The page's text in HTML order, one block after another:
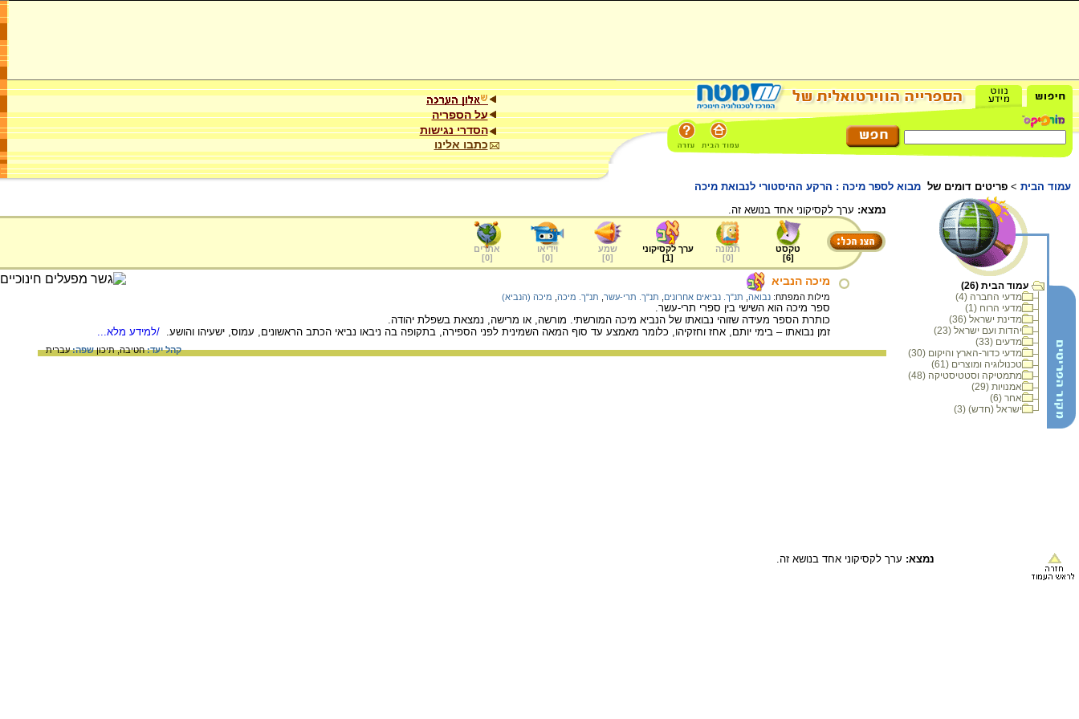
על הספריה
הסדרי נגישות
כתבו אלינו
עמוד הבית > פריטים דומים של מבוא לספר מיכה : הרקע ההיסטורי לנבואת מיכה
עמוד הבית (26)
מדעי החברה (4)
מדעי הרוח (1)
מדינת ישראל (36)
יהדות ועם ישראל (23)
מדעים (33)
מדעי כדור-הארץ והיקום (30)
טכנולוגיה ומוצרים (61)
מתמטיקה וסטטיסטיקה (48)
אמנויות (29)
אחר (6)
ישראל (חדש) (3)
נמצא: ערך לקסיקוני אחד בנושא זה.
טקסט
[
6
]
תמונה
[
0
]
ערך לקסיקוני
[
1
]
שמע
[
0
]
וידיאו
[
0
]
אתרים
[
0
]
מיכה הנביא
מילות המפתח: נבואה תנ"ך. נביאים אחרונים תנ"ך. תרי-עשר תנ"ך. מיכה מיכה (הנביא)
ספר מיכה הוא השישי בין ספרי תרי-עשר.
כותרת הספר מעידה שזוהי נבואתו של הנביא מיכה המורשתי. מורשה, או מרישה, נמצאת בשפלת יהודה.
זמן נבואתו – בימי יותם, אחז וחזקיהו, כלומר מאמצע עד סוף המאה השמינית לפני הספירה, בתקופה בה ניבאו נביאי הכתב הראשונים, עמוס, ישעיהו והושע. /למידע מלא...
קהל יעד:חטיבה,תיכוןשפה:עברית
נמצא: ערך לקסיקוני אחד בנושא זה.